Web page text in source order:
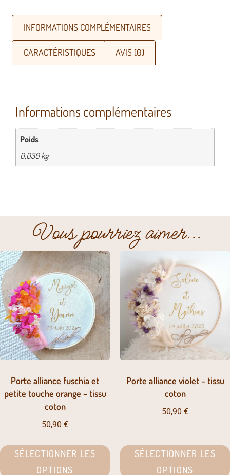
INFORMATIONS COMPLÉMENTAIRES
CARACTÉRISTIQUES AVIS (0)
Informations complémentaires
Poids
0,030 kg
Vous pourriez aimer...
Porte alliance fuschia et
petite touche orange – tissu
coton
50,90 €
SÉLECTIONNER LES
OPTIONS
Porte alliance violet – tissu
coton
50,90 €
SÉLECTIONNER LES
OPTIONS